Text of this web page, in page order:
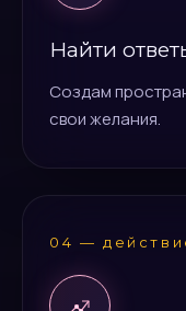
Найти
Создам
свои желания.
04 —